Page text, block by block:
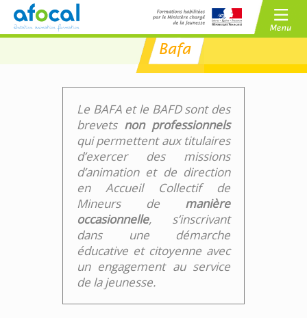
BAFA
BPJEPS
/
CPJEPS
Bafa
Le BAFA et le BAFD sont des
brevets non professionnels
qui permettent aux titulaires
d’exercer des missions
d’animation et de direction
en Accueil Collectif de
Mineurs de manière
occasionnelle, s’inscrivant
dans une démarche
éducative et citoyenne avec
un engagement au service
de la jeunesse.